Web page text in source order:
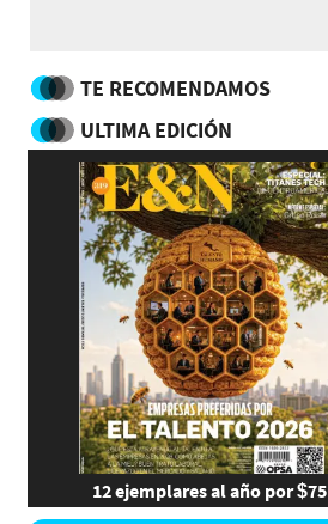
TE RECOMENDAMOS
ULTIMA EDICIÓN
12 ejemplares al año por $75